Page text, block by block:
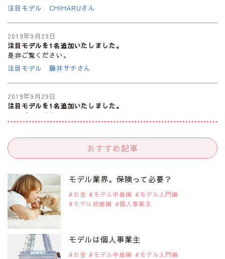
注目モデル CHIHARUさん
2019年9月29日
注目モデルを1名追加いたしました。
是非ご覧ください。
注目モデル 藤井サチさん
2019年9月29日
注目モデルを1名追加いたしました。
是非ご覧ください。
2019年9月29日
是非ご覧ください。
注目のアジア系モデル
2019年9月29日
是非ご覧ください。
アジアの注目モデル Rebecca Tan
おすすめ記事
モデル業界。保険って必要？
お金 モデル中級編
モデル入門編
モデル初級編
個人事業主
モデルは個人事業主
お金 モデル中級編
モデル入門編